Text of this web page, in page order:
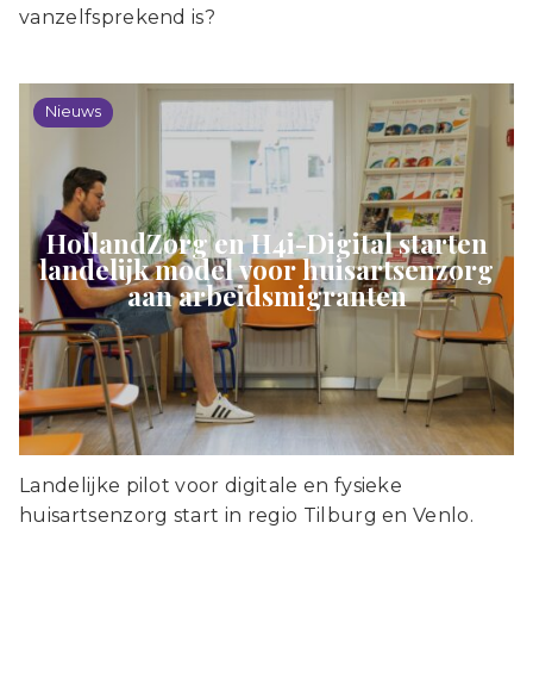
vanzelfsprekend is?
Nieuws
HollandZorg en H4i-Digital starten
landelijk model voor huisartsenzorg
aan arbeidsmigranten
Landelijke pilot voor digitale en fysieke
huisartsenzorg start in regio Tilburg en Venlo.